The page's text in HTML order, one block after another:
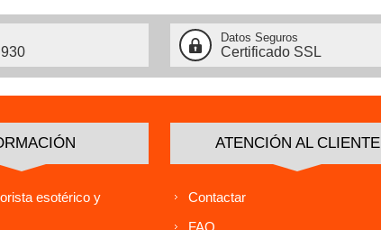
Datos Seguros
Certificado SSL
esotérico y
ATENCIÓN AL CLIENTE
Contactar
FAQ